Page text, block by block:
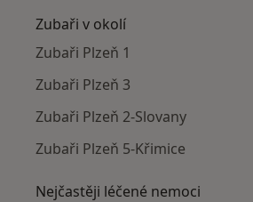
Zubaři v okolí
Zubaři Plzeň 1
Zubaři Plzeň 3
Zubaři Plzeň 2-Slovany
Zubaři Plzeň 5-Křimice
Nejčastěji léčené nemoci